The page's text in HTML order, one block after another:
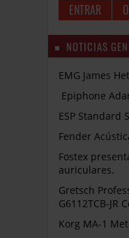
NOTICIAS
EMG James
Epiphone
ESP Standard
Fender
Fostex
auriculares.
Gretsch
G6112TCB-JR
Korg MA-1